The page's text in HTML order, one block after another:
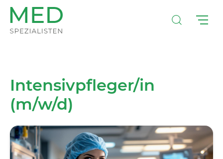
Intensivpfleger/in
(m/w/d)